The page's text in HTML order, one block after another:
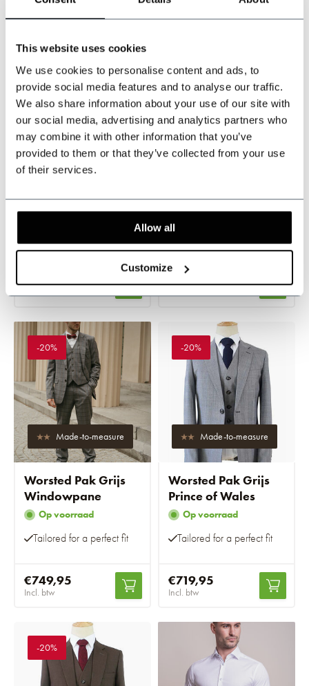
This website uses cookies
We use cookies to personalise content and ads, to
provide social media features and to analyse our traffic.
We also share information about your use of our site with
our social media, advertising and analytics partners who
may combine it with other information that you’ve
provided to them or that they’ve collected from your use
of their services.
Allow all
Customize
-20%
Made-to-measure
Birdseye
Op voorraad
€719,95
Made-to-measure
Marineblauw
Birdseye
Op voorraad
€719,95
-20%
Made-to-measure
Worsted Pak Grijs
Windowpane
Op voorraad
Tailored for a perfect fit
€749,95
Incl. btw
-20%
Made-to-measure
Worsted Pak Grijs
Prince of Wales
Op voorraad
Tailored for a perfect fit
€719,95
Incl. btw
-20%